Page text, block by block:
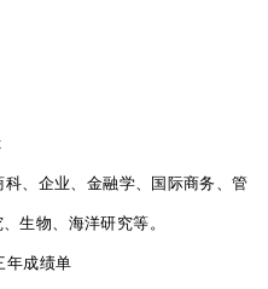
、企业、金融学、国际商务、管
生物、海洋研究等。
年成绩单